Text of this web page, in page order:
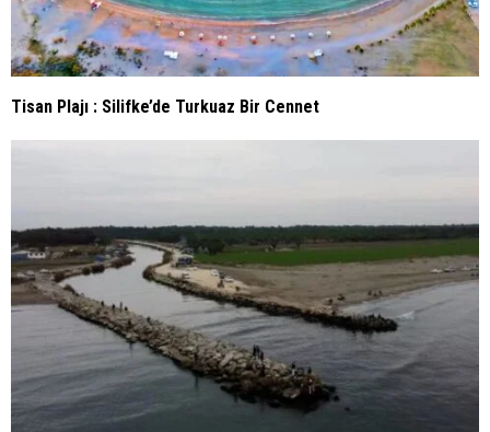
Tisan Plajı : Silifke’de Turkuaz Bir Cennet